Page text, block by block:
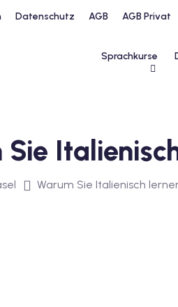
Datenschutz AGB AGB Privat
Sprachkurse
Sie
Warum Sie Italienisch